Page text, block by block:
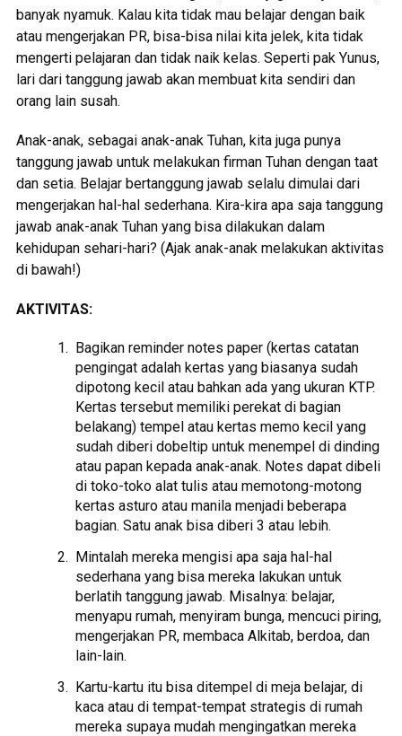
banyak nyamuk. Kalau kita tidak mau belajar dengan baik
atau mengerjakan PR, bisa-bisa nilai kita jelek, kita tidak
mengerti pelajaran dan tidak naik kelas. Seperti pak Yunus,
lari dari tanggung jawab akan membuat kita sendiri dan
orang lain susah.
Anak-anak, sebagai anak-anak Tuhan, kita juga punya
tanggung jawab untuk melakukan firman Tuhan dengan taat
dan setia. Belajar bertanggung jawab selalu dimulai dari
mengerjakan hal-hal sederhana. Kira-kira apa saja tanggung
jawab anak-anak Tuhan yang bisa dilakukan dalam
kehidupan sehari-hari? (Ajak anak-anak melakukan aktivitas
di bawah!)
AKTIVITAS:
Bagikan reminder notes paper (kertas catatan
pengingat adalah kertas yang biasanya sudah
dipotong kecil atau bahkan ada yang ukuran KTP.
Kertas tersebut memiliki perekat di bagian
belakang) tempel atau kertas memo kecil yang
sudah diberi dobeltip untuk menempel di dinding
atau papan kepada anak-anak. Notes dapat dibeli
di toko-toko alat tulis atau memotong-motong
kertas asturo atau manila menjadi beberapa
bagian. Satu anak bisa diberi 3 atau lebih.
Mintalah mereka mengisi apa saja hal-hal
sederhana yang bisa mereka lakukan untuk
berlatih tanggung jawab. Misalnya: belajar,
menyapu rumah, menyiram bunga, mencuci piring,
mengerjakan PR, membaca Alkitab, berdoa, dan
lain-lain.
Kartu-kartu itu bisa ditempel di meja belajar, di
kaca atau di tempat-tempat strategis di rumah
mereka supaya mudah mengingatkan mereka